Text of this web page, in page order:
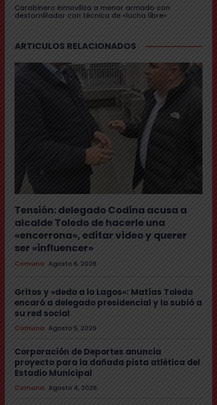
Carabinero inmoviliza a menor armado con
destornillador con técnica de «lucha libre»
ARTICULOS RELACIONADOS
Tensión: delegado Codina acusa a
alcalde Toledo de hacerle una
«encerrona», editar video y querer
ser «influencer»
Comuna Agosto 6, 2026
Gritos y «dedo a lo Lagos»: Matías Toledo
encaró a delegado presidencial y lo subió a
su red social
Comuna Agosto 5, 2026
Corporación de Deportes anuncia
proyecto para la dañada pista atlética del
Estadio Municipal
Comuna Agosto 4, 2026